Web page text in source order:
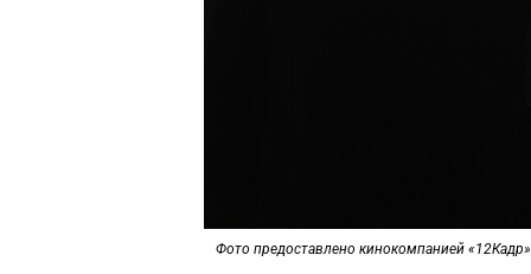
Фото предоставлено кинокомпанией «12Кадр»